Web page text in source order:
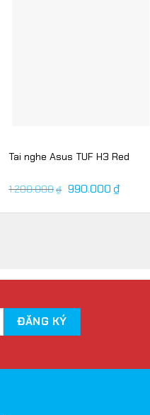
Tai nghe Asus TUF H3 Red
1.200.000₫ 990.000 ₫